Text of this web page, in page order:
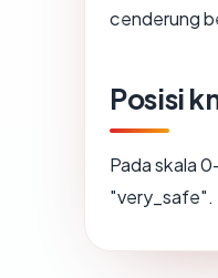
cenderung
Posisi
Pada skala
"very_safe".